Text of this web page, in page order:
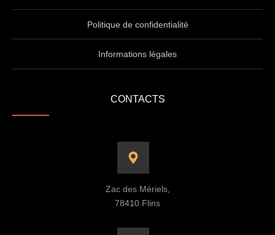
Politique de confidentialité
Informations légales
CONTACTS
Zac des Mériels,
78410 Flins